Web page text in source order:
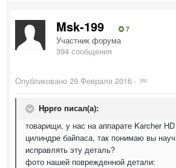
Msk-199 7
Участник форума
394 сообщения
Опубликовано 29 Февраля 2016 ·
Hppro писал(а):
товарищи, у нас на аппарате Karcher
цилиндре байпаса, так понимаю вы
исправлять эту деталь?
фото нашей поврежденной детали: